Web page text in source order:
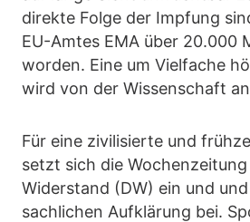
direkte Folge der Impfung
EU-Amtes EMA über 20.000
worden. Eine um Vielfache
wird von der Wissenschaft
Für eine zivilisierte und
setzt sich die
Widerstand (DW) ein und
sachlichen Aufklärung bei.